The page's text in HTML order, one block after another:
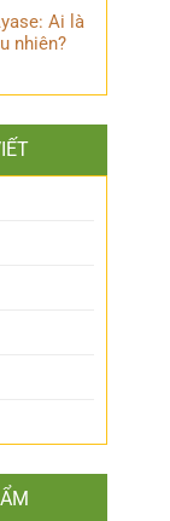
Vật
Ai là
nhiên?